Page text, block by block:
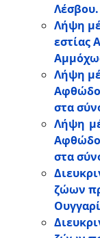
Λέσβου.
Λήψη
εστίας
Λήψη
στα
Λήψη
στα
ζώων